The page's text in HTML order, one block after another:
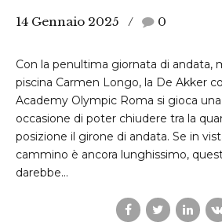
14 Gennaio 2025 0
Con la penultima giornata di andata,
piscina Carmen Longo, la De Akker
Academy Olympic Roma si gioca
occasione di poter chiudere tra la
posizione il girone di andata. Se in
cammino è ancora lunghissimo,
darebbe...